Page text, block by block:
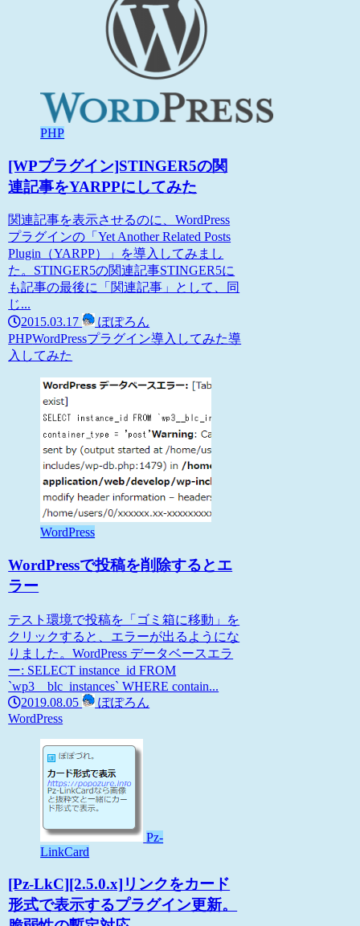
PHP
[WPプラグイン]STINGER5の関
連記事をYARPPにしてみた
関連記事を表示させるのに、WordPress
プラグインの「Yet Another Related Posts
Plugin（YARPP）」を導入してみまし
た。STINGER5の関連記事STINGER5に
も記事の最後に「関連記事」として、同
じ...
2015.03.17
ぽぽろん
PHPWordPressプラグイン導入してみた導
入してみた
WordPress
WordPressで投稿を削除するとエ
ラー
テスト環境で投稿を「ゴミ箱に移動」を
クリックすると、エラーが出るようにな
りました。WordPress データベースエラ
ー: SELECT instance_id FROM
`wp3__blc_instances` WHERE contain...
2019.08.05
ぽぽろん
WordPress
Pz-
LinkCard
[Pz-LkC][2.5.0.x]リンクをカード
形式で表示するプラグイン更新。